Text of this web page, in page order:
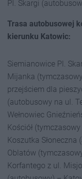
Pl. Skargi
Trasa autobusowej
kierunku Katowic:
Siemianowice Pl.
Mijanka
przejściem dla
(autobusowy na ul.
Wełnowiec
Kościół
Koszutka
Oblatów
Korfantego z ul.